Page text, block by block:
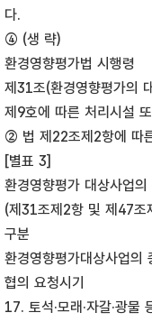
다.
④ (생 략)
환경영향평가법 시행령
제31조(환경영향평가의
제9호에 따른 처리시설
② 법 제22조제2항에 따
[별표 3]
환경영향평가 대상사업
(제31조제2항 및 제47조
구분
환경영향평가대상사업의
협의 요청시기
17. 토석·모래·자갈·광물